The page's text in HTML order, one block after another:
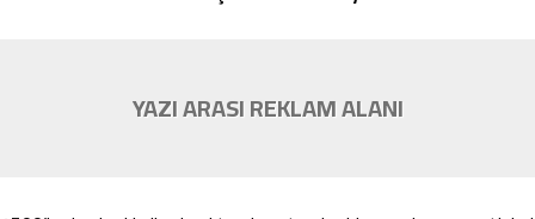
YAZI ARASI REKLAM ALANI